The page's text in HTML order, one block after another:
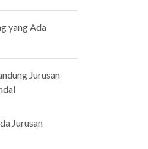
yang Ada
Jurusan
Jurusan